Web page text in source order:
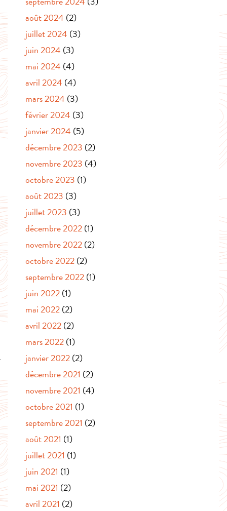
août 2024 (2)
juillet 2024 (3)
juin 2024 (3)
mai 2024 (4)
avril 2024 (4)
mars 2024 (3)
février 2024 (3)
janvier 2024 (5)
décembre 2023 (2)
novembre 2023 (4)
octobre 2023 (1)
août 2023 (3)
juillet 2023 (3)
décembre 2022(1)
novembre 2022(2)
octobre 2022(2)
septembre 2022(1)
juin 2022(1)
mai 2022(2)
avril 2022(2)
mars 2022(1)
janvier 2022(2)
décembre 2021 (2)
novembre 2021 (4)
octobre 2021 (1)
septembre 2021 (2)
août 2021 (1)
juillet 2021 (1)
juin 2021 (1)
mai 2021 (2)
avril 2021 (2)